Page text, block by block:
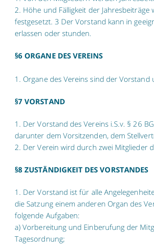
2. Höhe und Fälligkeit der
festgesetzt. 3 Der Vorstand kann in
erlassen oder stunden.
§6 ORGANE DES VEREINS
1. Organe des Vereins sind der
§7 VORSTAND
1. Der Vorstand des Vereins i.S.v. § 26
darunter dem Vorsitzenden, dem
2. Der Verein wird durch zwei Mitglieder
§8 ZUSTÄNDIGKEIT DES VORSTANDES
1. Der Vorstand ist für alle
die Satzung einem anderen Organ des
folgende Aufgaben:
a) Vorbereitung und Einberufung der
Tagesordnung;